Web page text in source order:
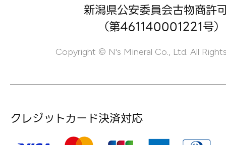
新潟県公安委員会古物商許
（第461140001221号）
Copyright © N's Mineral Co., Ltd. All
クレジットカード決済対応